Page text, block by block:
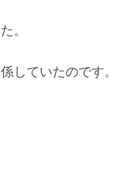
。
していたのです。